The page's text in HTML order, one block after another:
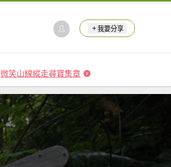
我要分享
微笑山線縱走尋寶集章